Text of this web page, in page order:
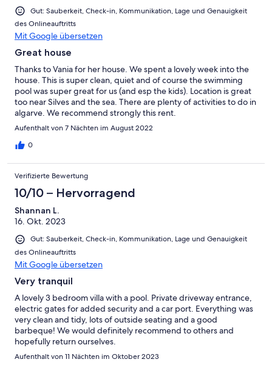
Gut: Sauberkeit, Check-in, Kommunikation, Lage und Genauigkeit
des Onlineauftritts
Mit Google übersetzen
Great house
Thanks to Vania for her house. We spent a lovely week into the
house. This is super clean, quiet and of course the swimming
pool was super great for us (and esp the kids). Location is great
too near Silves and the sea. There are plenty of activities to do in
algarve. We recommend strongly this rent.
Aufenthalt von 7 Nächten im August 2022
0
Verifizierte Bewertung
10/10 – Hervorragend
Shannan L.
16. Okt. 2023
Gut: Sauberkeit, Check-in, Kommunikation, Lage und Genauigkeit
des Onlineauftritts
Mit Google übersetzen
Very tranquil
A lovely 3 bedroom villa with a pool. Private driveway entrance,
electric gates for added security and a car port. Everything was
very clean and tidy, lots of outside seating and a good
barbeque! We would definitely recommend to others and
hopefully return ourselves.
Aufenthalt von 11 Nächten im Oktober 2023